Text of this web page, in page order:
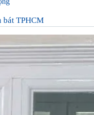
bát TPHCM
kính chén bát